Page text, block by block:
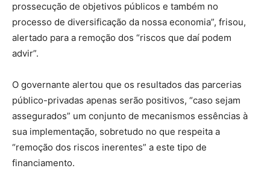
prossecução de objetivos públicos e também no
processo de diversificação da nossa economia”, frisou,
alertado para a remoção dos “riscos que daí podem
advir”.
O governante alertou que os resultados das parcerias
público-privadas apenas serão positivos, “caso sejam
assegurados” um conjunto de mecanismos essências à
sua implementação, sobretudo no que respeita a
“remoção dos riscos inerentes” a este tipo de
financiamento.